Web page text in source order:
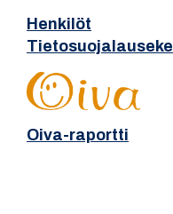
Henkilöt
Tietosuojalauseke
Oiva-raportti